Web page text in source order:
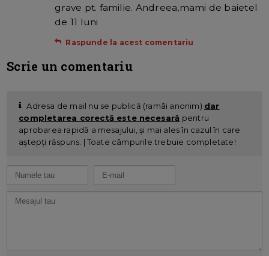
grave pt. familie. Andreea,mami de baietel
de 11 luni
Raspunde la acest comentariu
Scrie un comentariu
Adresa de mail nu se publică (ramâi anonim) dar
completarea corectă este necesară pentru
aprobarea rapidă a mesajului, și mai ales în cazul în care
aștepți răspuns. | Toate câmpurile trebuie completate!